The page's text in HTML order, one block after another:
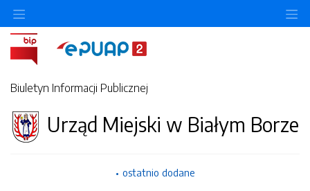
Biuletyn Informacji Publicznej
Urząd Miejski w Białym Borze
ostatnio dodane